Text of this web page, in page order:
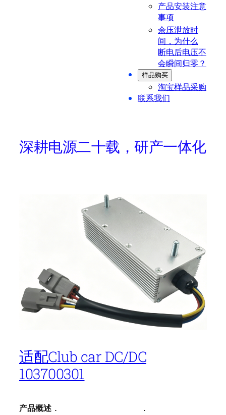
产品安装注意
事项
余压泄放时
间，为什么
断电后电压不
会瞬间归零？
样品购买
淘宝样品采购
联系我们
深耕电源二十载，研产一体化
适配Club car DC/DC
103700301
产品概述 .
.